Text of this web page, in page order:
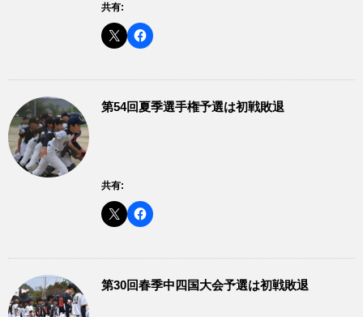
共有:
第54回夏季選手権予選は初戦敗退
共有:
第30回春季中四国大会予選は初戦敗退